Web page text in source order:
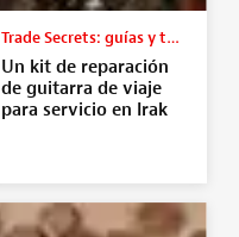
Trade Secrets: guías y tutoriales
Un kit de reparación
de guitarra de viaje
para servicio en Irak